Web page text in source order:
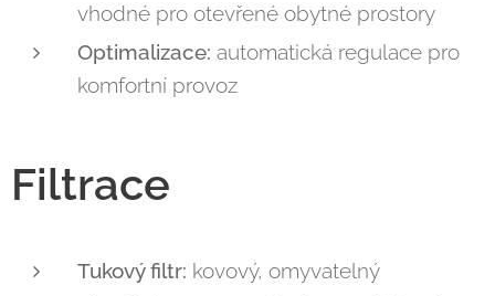
vhodné pro otevřené obytné prostory
Optimalizace: automatická regulace pro
komfortní provoz
Filtrace
Tukový filtr: kovový, omyvatelný